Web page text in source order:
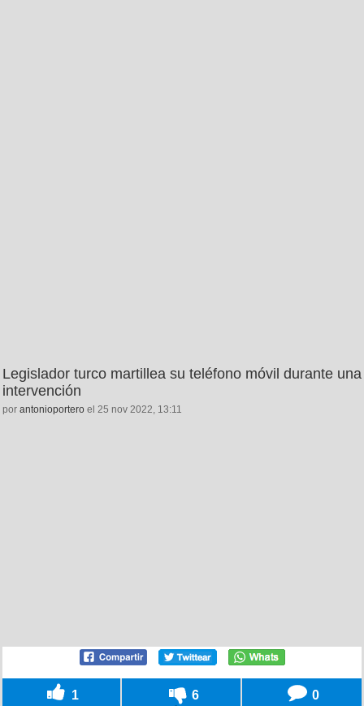
Legislador turco martillea su teléfono móvil durante una
intervención
por antonioportero el 25 nov 2022, 13:11
1 6 0